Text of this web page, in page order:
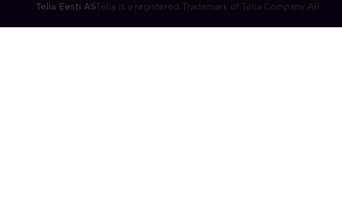
Telia Eesti ASTelia is a registered Trademark of Telia Company AB